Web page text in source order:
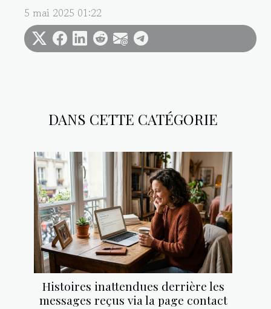
DANS CETTE CATÉGORIE
Histoires inattendues derrière les
messages reçus via la page contact
5 mai 2025 01:22